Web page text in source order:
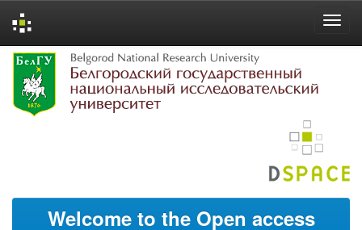
Skip
navigation
Welcome to the Open access